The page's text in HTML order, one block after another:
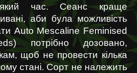
час. Сеанс краще
аби була можливість
Auto Mescaline Feminised
потрібно дозовано,
щоб не провести кілька
стані. Сорт не належить